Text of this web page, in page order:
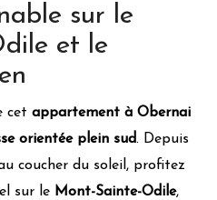
jetables
à pieds ou à vélo
vélo
de transports publics
voiture
sur le
et le
cet appartement à Obernai
orientée plein sud. Depuis
coucher du soleil, profitez
sur le Mont-Sainte-Odile,